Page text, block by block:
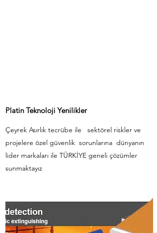
Platin Teknoloji Yenilikler
Çeyrek Asırlık tecrübe ile sektörel riskler ve
projelere özel güvenlik sorunlarına dünyanın
lider markaları ile TÜRKİYE geneli çözümler
sunmaktayız